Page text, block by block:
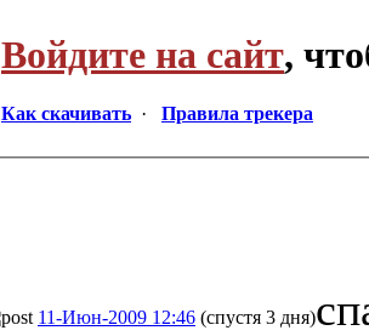
Войдите на сайт,
Как скачивать · Правила трекера
11-Июн-2009 12:46 (спустя 3 дня)